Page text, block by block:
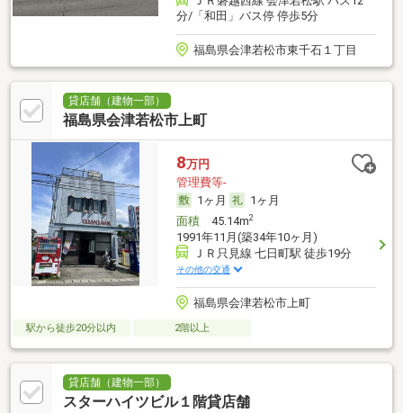
分/「和田」バス停 停歩5分
福島県会津若松市東千石１丁目
貸店舗（建物一部）
福島県会津若松市上町
8万円
管理費等-
1ヶ月
1ヶ月
面積45.14m2
1991年11月(築34年10ヶ月)
ＪＲ只見線 七日町駅 徒歩19分
その他の交通
福島県会津若松市上町
駅から徒歩20分以内 2階以上
貸店舗（建物一部）
スターハイツビル１階貸店舗